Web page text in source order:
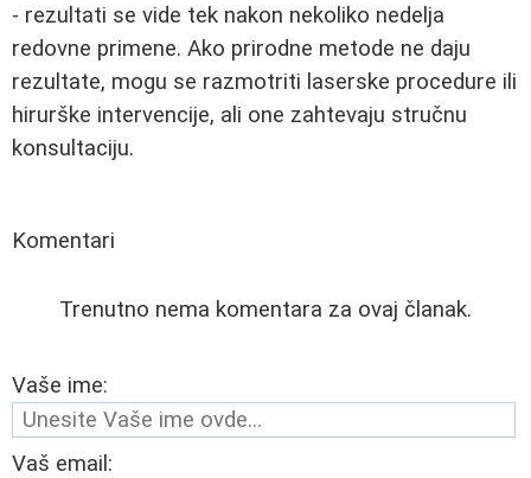
- rezultati se vide tek nakon nekoliko nedelja
redovne primene. Ako prirodne metode ne daju
rezultate, mogu se razmotriti laserske procedure ili
hirurške intervencije, ali one zahtevaju stručnu
konsultaciju.
Komentari
Trenutno nema komentara za ovaj članak.
Vaše ime:
Vaš email: